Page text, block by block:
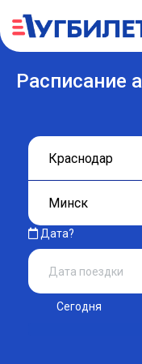
Расписание
Дата?
Сегодня